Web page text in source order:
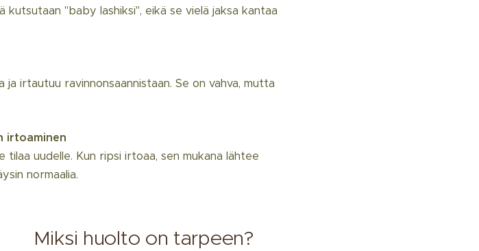
kutsutaan "baby lashiksi", eikä se vielä jaksa kantaa
irtautuu ravinnonsaannistaan. Se on vahva, mutta
irtoaminen
tilaa uudelle. Kun ripsi irtoaa, sen mukana lähtee
normaalia.
🔁 Miksi huolto on tarpeen?